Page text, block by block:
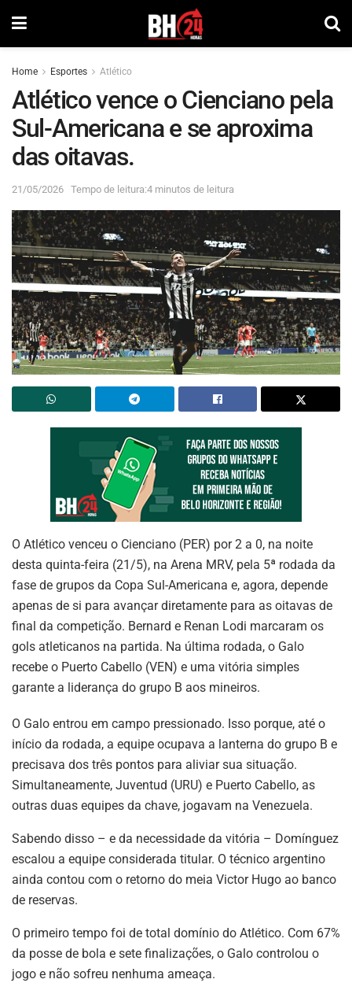
Home Esportes Atlético
Atlético vence o Cienciano pela
Sul-Americana e se aproxima
das oitavas.
21/05/2026 Tempo de leitura:4 minutos de leitura
O Atlético venceu o Cienciano (PER) por 2 a 0, na noite
desta quinta-feira (21/5), na Arena MRV, pela 5ª rodada da
fase de grupos da Copa Sul-Americana e, agora, depende
apenas de si para avançar diretamente para as oitavas de
final da competição. Bernard e Renan Lodi marcaram os
gols atleticanos na partida. Na última rodada, o Galo
recebe o Puerto Cabello (VEN) e uma vitória simples
garante a liderança do grupo B aos mineiros.
O Galo entrou em campo pressionado. Isso porque, até o
início da rodada, a equipe ocupava a lanterna do grupo B e
precisava dos três pontos para aliviar sua situação.
Simultaneamente, Juventud (URU) e Puerto Cabello, as
outras duas equipes da chave, jogavam na Venezuela.
Sabendo disso – e da necessidade da vitória – Domínguez
escalou a equipe considerada titular. O técnico argentino
ainda contou com o retorno do meia Victor Hugo ao banco
de reservas.
O primeiro tempo foi de total domínio do Atlético. Com 67%
da posse de bola e sete finalizações, o Galo controlou o
jogo e não sofreu nenhuma ameaça.